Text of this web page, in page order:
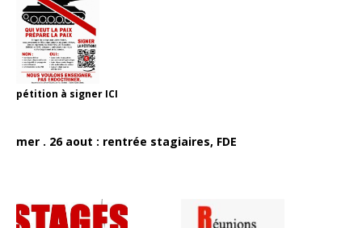
pétition à signer ICI
mer . 26 aout : rentrée stagiaires, FDE